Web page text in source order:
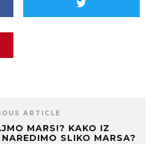
ARTICLE
MARS!? KAKO IZ
SLIKO MARSA?